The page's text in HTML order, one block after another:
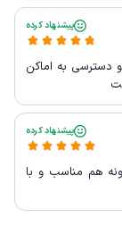
پیشنهاد کرده
دسترسی به اماکن
پیشنهاد کرده
هم مناسب و با